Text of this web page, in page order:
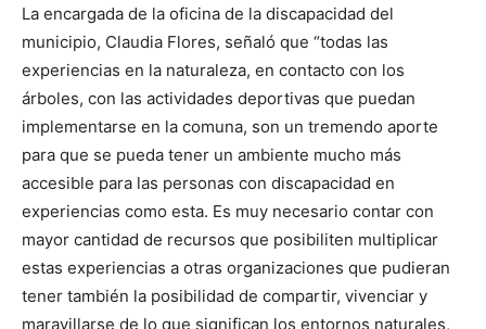
La encargada de la oficina de la discapacidad del
municipio, Claudia Flores, señaló que “todas las
experiencias en la naturaleza, en contacto con los
árboles, con las actividades deportivas que puedan
implementarse en la comuna, son un tremendo aporte
para que se pueda tener un ambiente mucho más
accesible para las personas con discapacidad en
experiencias como esta. Es muy necesario contar con
mayor cantidad de recursos que posibiliten multiplicar
estas experiencias a otras organizaciones que pudieran
tener también la posibilidad de compartir, vivenciar y
maravillarse de lo que significan los entornos naturales,